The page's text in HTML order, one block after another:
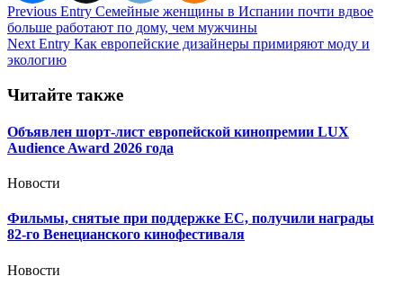
Навигация
по
записям
Previous Entry Семейные женщины в Испании почти вдвое
больше работают по дому, чем мужчины
Next Entry Как европейские дизайнеры примиряют моду и
экологию
Читайте также
Объявлен шорт-лист европейской кинопремии LUX
Audience Award 2026 года
Новости
Фильмы, снятые при поддержке ЕС, получили награды
82-го Венецианского кинофестиваля
Новости